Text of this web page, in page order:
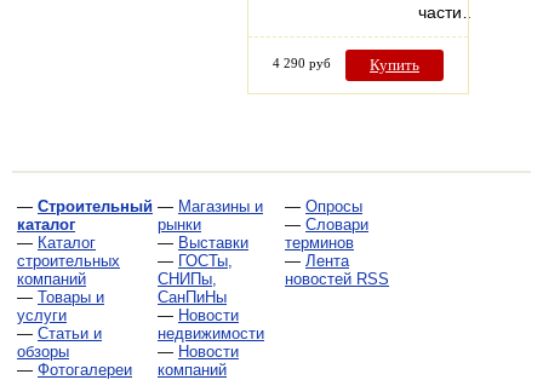
части…
4 290 руб Купить
— Строительный
каталог
— Каталог
строительных
компаний
— Товары и
услуги
— Статьи и
обзоры
— Фотогалереи
— Магазины и
рынки
— Выставки
— ГОСТы,
СНИПы,
СанПиНы
— Новости
недвижимости
— Новости
компаний
— Опросы
— Словари
терминов
— Лента
новостей RSS